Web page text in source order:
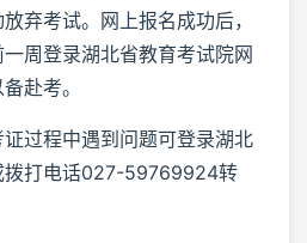
弃考试。网上报名成功后，
周登录湖北省教育考试院网
赴考。
过程中遇到问题可登录湖北
拨打电话027-59769924转